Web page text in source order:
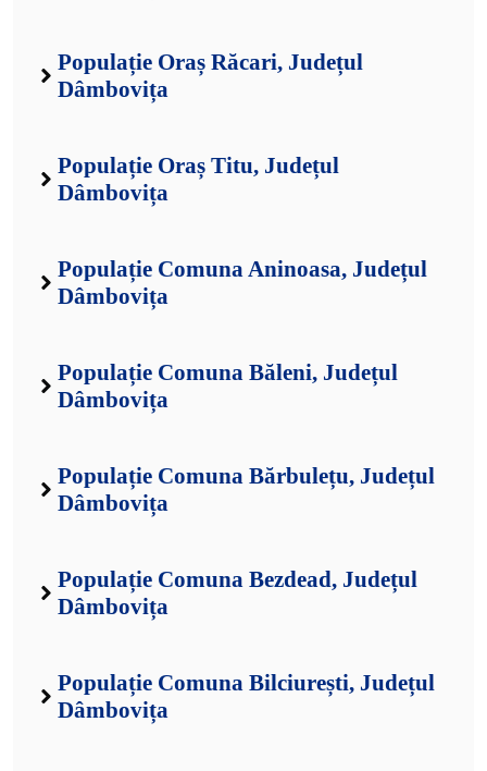
Populație Oraș Răcari, Județul
Dâmbovița
Populație Oraș Titu, Județul
Dâmbovița
Populație Comuna Aninoasa, Județul
Dâmbovița
Populație Comuna Băleni, Județul
Dâmbovița
Populație Comuna Bărbulețu, Județul
Dâmbovița
Populație Comuna Bezdead, Județul
Dâmbovița
Populație Comuna Bilciurești, Județul
Dâmbovița